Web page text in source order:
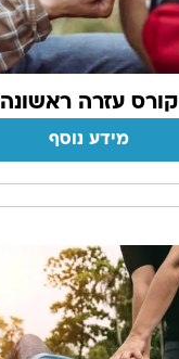
קורס עזרה ראשונה
מידע נוסף